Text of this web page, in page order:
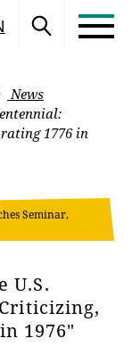
News
1776 in
Seminar,
U.S.
1976"